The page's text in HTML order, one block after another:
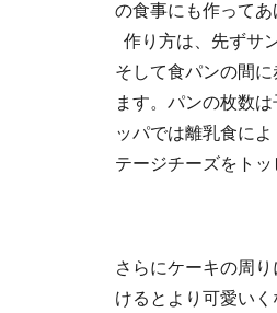
の食事にも作ってあ
作り方は、先ずサ
そして食パンの間
ます。パンの枚数
ッパでは離乳食に
テージチーズをトッ
さらにケーキの周
けるとより可愛い